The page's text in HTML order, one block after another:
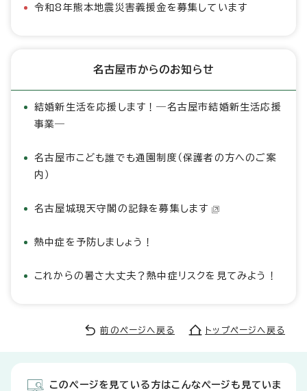
令和8年熊本地震災害義援金を募集しています
名古屋市からのお知らせ
結婚新生活を応援します！―名古屋市結婚新生活応援
事業―
名古屋市こども誰でも通園制度（保護者の方へのご案
内）
名古屋城現天守閣の記録を募集します
熱中症を予防しましょう！
これからの暑さ大丈夫？熱中症リスクを見てみよう！
前のページへ戻る トップページへ戻る
このページを見ている方はこんなページも見ていま